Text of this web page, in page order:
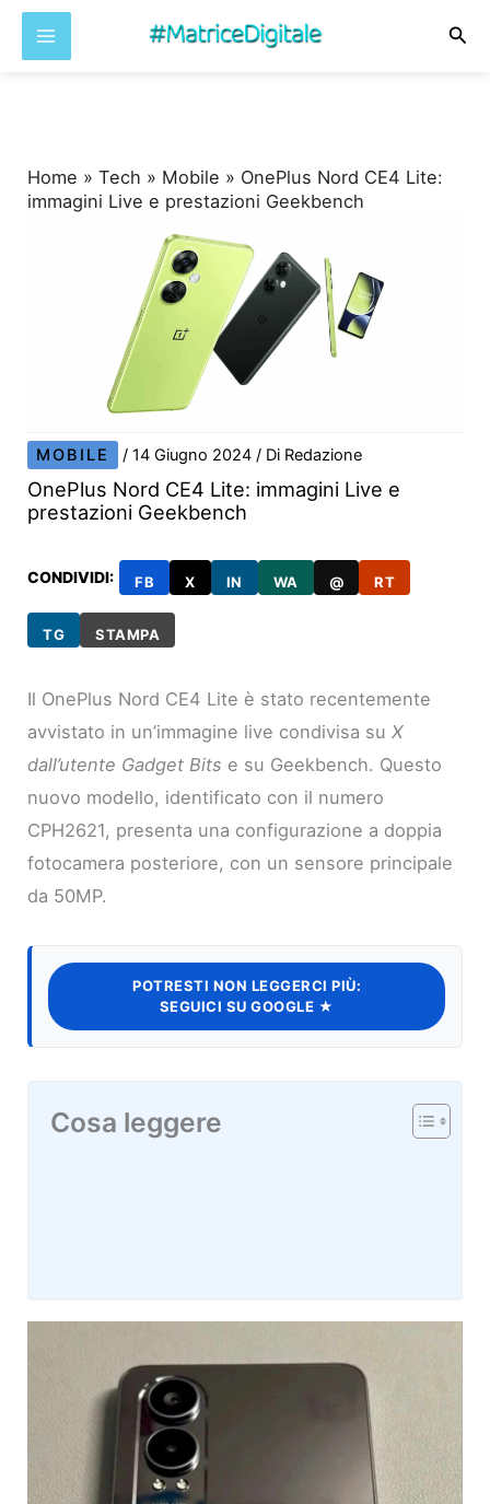
Home »Tech » Mobile » OnePlus Nord CE4 Lite:
immagini Live e prestazioni Geekbench
MOBILE /14 Giugno 2024/ Di Redazione
OnePlus Nord CE4 Lite: immagini Live e
prestazioni Geekbench
CONDIVIDI: FB X IN WA @ RT
TG STAMPA
Il OnePlus Nord CE4 Lite è stato recentemente
avvistato in un’immagine live condivisa suX
dall’utente Gadget Bits e su Geekbench. Questo
nuovo modello, identificato con il numero
CPH2621, presenta una configurazione a doppia
fotocamera posteriore, con un sensore principale
da 50MP.
POTRESTI NON LEGGERCI PIÙ:
SEGUICI SU GOOGLE ★
Cosa leggere